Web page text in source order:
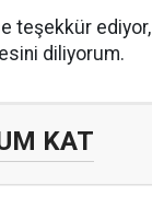
teşekkür ediyor,
diliyorum.
KAT